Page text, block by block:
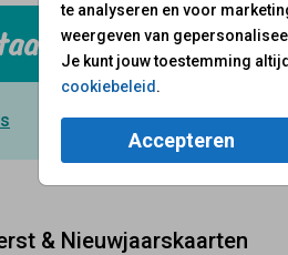
te analyseren en voor
weergeven van
Je kunt jouw toestemming
cookiebeleid .
Accepteren
voor je klaar!
& Nieuwjaarskaarten